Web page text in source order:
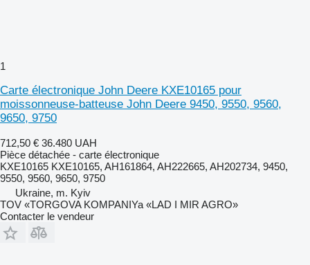
1
Carte électronique John Deere KXE10165 pour
moissonneuse-batteuse John Deere 9450, 9550, 9560,
9650, 9750
712,50 € 36.480 UAH
Pièce détachée - carte électronique
KXE10165 KXE10165, AH161864, AH222665, AH202734, 9450,
9550, 9560, 9650, 9750
Ukraine, m. Kyiv
TOV «TORGOVA KOMPANIYa «LAD I MIR AGRO»
Contacter le vendeur